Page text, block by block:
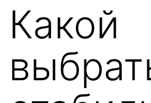
Какой